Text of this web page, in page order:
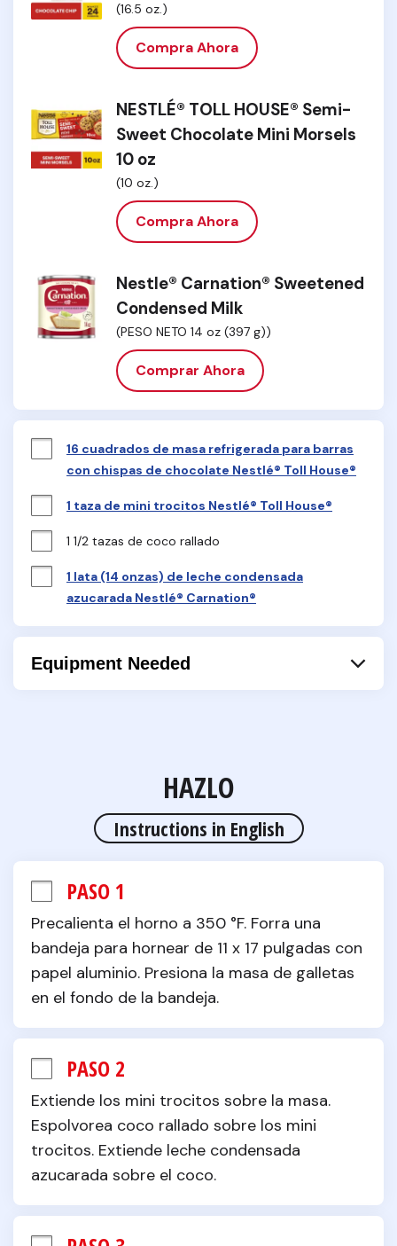
(16.5 oz.)
Compra Ahora
NESTLÉ® TOLL HOUSE® Semi-
Sweet Chocolate Mini Morsels
10 oz
(10 oz.)
Compra Ahora
Nestle® Carnation® Sweetened
Condensed Milk
(PESO NETO 14 oz (397 g))
Comprar Ahora
16 cuadrados de masa refrigerada para barras
con chispas de chocolate Nestlé® Toll House®
1 taza de mini trocitos Nestlé® Toll House®
1 1/2 tazas de coco rallado
1 lata (14 onzas) de leche condensada
azucarada Nestlé® Carnation®
Equipment Needed
HAZLO
Instructions in English
PASO 1
Precalienta el horno a 350 °F. Forra una
bandeja para hornear de 11 x 17 pulgadas con
papel aluminio. Presiona la masa de galletas
en el fondo de la bandeja.
PASO 2
Extiende los mini trocitos sobre la masa.
Espolvorea coco rallado sobre los mini
trocitos. Extiende leche condensada
azucarada sobre el coco.